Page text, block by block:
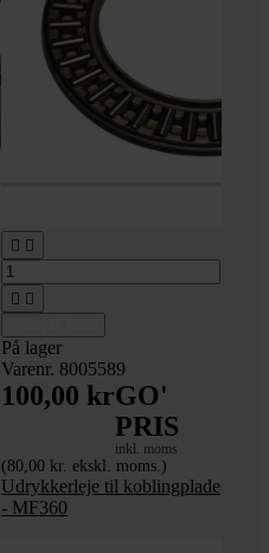
 
 
På lager
Varenr. 8005589
100,00 krGO'
PRIS
inkl. moms
(80,00 kr. ekskl. moms.)
Udrykkerleje til koblingplade
- MF360